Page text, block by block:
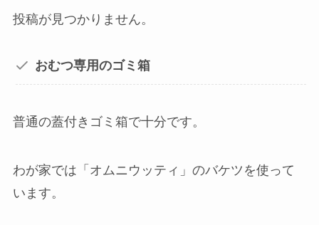
投稿が見つかりません。
おむつ専用のゴミ箱
普通の蓋付きゴミ箱で十分です。
わが家では「オムニウッティ」のバケツを使って
います。